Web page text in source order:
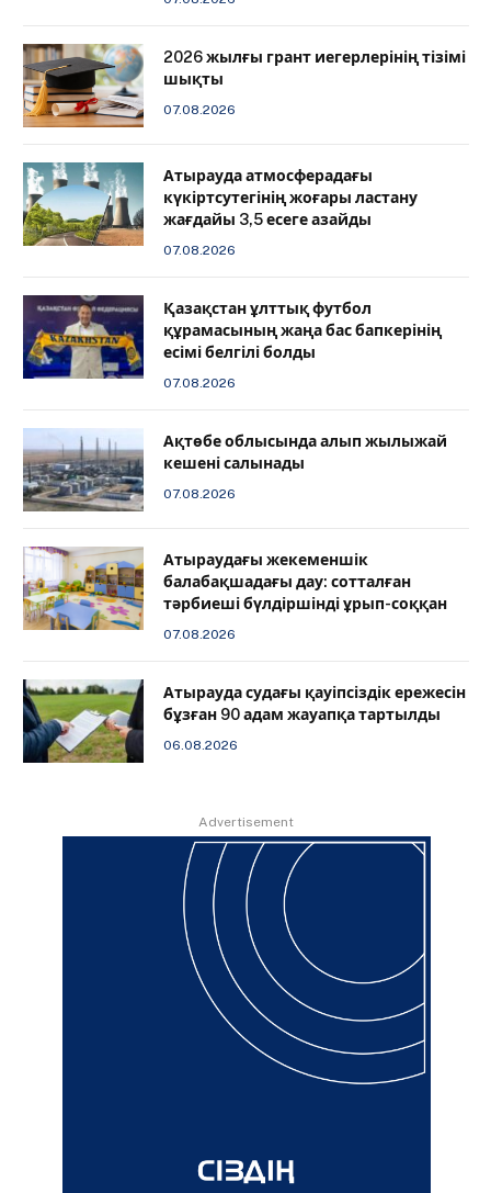
2026 жылғы грант иегерлерінің тізімі
шықты
07.08.2026
Атырауда атмосферадағы
күкіртсутегінің жоғары ластану
жағдайы 3,5 есеге азайды
07.08.2026
Қазақстан ұлттық футбол
құрамасының жаңа бас бапкерінің
есімі белгілі болды
07.08.2026
Ақтөбе облысында алып жылыжай
кешені салынады
07.08.2026
Атыраудағы жекеменшік
балабақшадағы дау: сотталған
тәрбиеші бүлдіршінді ұрып-соққан
07.08.2026
Атырауда судағы қауіпсіздік ережесін
бұзған 90 адам жауапқа тартылды
06.08.2026
Advertisement